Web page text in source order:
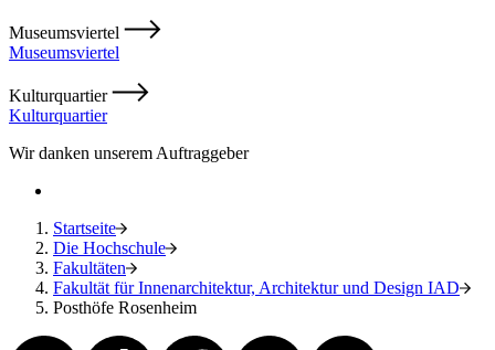
Museumsviertel
Museumsviertel
Kulturquartier
Kulturquartier
Wir danken unserem Auftraggeber
Startseite
Die Hochschule
Fakultäten
Fakultät für Innenarchitektur, Architektur und Design IAD
Posthöfe Rosenheim